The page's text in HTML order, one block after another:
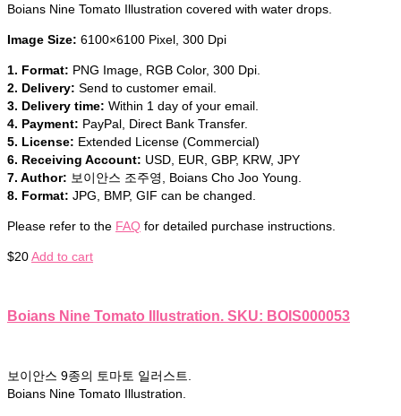
Boians Nine Tomato Illustration covered with water drops.
Image Size: 6100×6100 Pixel, 300 Dpi
1. Format: PNG Image, RGB Color, 300 Dpi.
2. Delivery: Send to customer email.
3. Delivery time: Within 1 day of your email.
4. Payment: PayPal, Direct Bank Transfer.
5. License: Extended License (Commercial)
6. Receiving Account: USD, EUR, GBP, KRW, JPY
7. Author: 보이안스 조주영, Boians Cho Joo Young.
8. Format: JPG, BMP, GIF can be changed.
Please refer to the FAQ for detailed purchase instructions.
$20Add to cart
Boians Nine Tomato Illustration. SKU: BOIS000053
보이안스 9종의 토마토 일러스트.
Boians Nine Tomato Illustration.